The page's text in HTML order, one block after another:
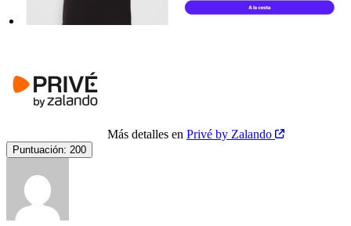
Más detalles en Privé by Zalando
Puntuación: 200